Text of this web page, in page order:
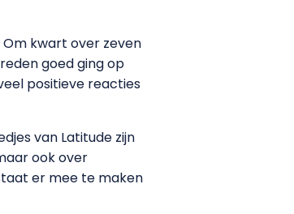
Om kwart over zeven
goed ging op
positieve reacties
van Latitude zijn
ook over
er mee te maken